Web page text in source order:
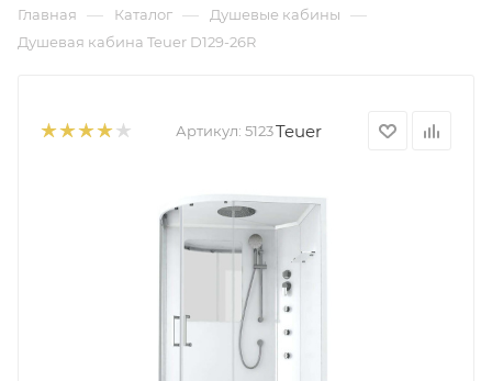
Главная — Каталог — Душевые кабины —
Душевая кабина Teuer D129-26R
Артикул: 5123Teuer